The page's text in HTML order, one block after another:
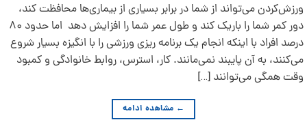
ورزش‌کردن می‌تواند از شما در برابر بسیاری از بیماری‌ها محافظت کند،
دور کمر شما را باریک کند و طول عمر شما را افزایش دهد اما حدود ۸۰
درصد افراد با اینکه انجام یک برنامه‌ ریزی ورزشی را با انگیزه بسیار شروع
می‌کنند، به آن پایبند نمی‌مانند. کار، استرس، روابط خانوادگی و کمبود
وقت همگی می‌توانند […]
← مشاهده ادامه